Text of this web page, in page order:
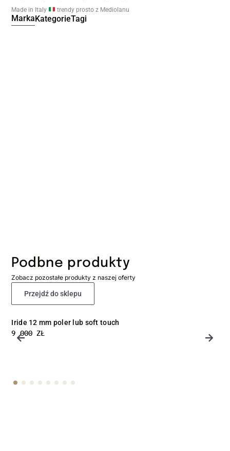
Made in Italy
trendy prosto z Mediolanu
MarkaKategorieTagi
Podbne produkty
Zobacz pozostałe produkty z naszej oferty
Przejdź do sklepu
Iride 12 mm poler lub soft touch
9 000ZŁ